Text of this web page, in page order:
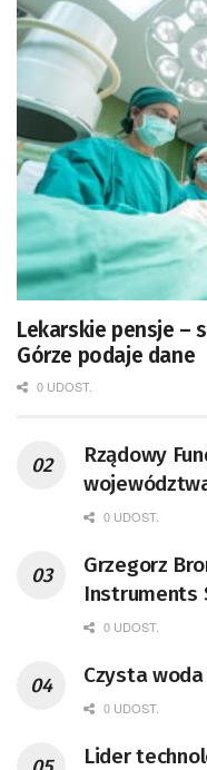
Lekarskie pensje –
Górze podaje dane
0 UDOST.
Rządowy
0 UDOST.
Grzegorz
Instruments S.A. Fizyk,
pracownik
doktor
koordynator
0 UDOST.
Czysta
0 UDOST.
Lider